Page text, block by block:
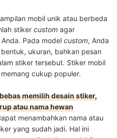
mobil unik atau berbeda
stiker custom agar
Pada model custom, Anda
ukuran, bahkan pesan
stiker tersebut. Stiker mobil
memang cukup populer.
memilih desain stiker,
atau nama hewan
menambahkan nama atau
yang sudah jadi. Hal ini